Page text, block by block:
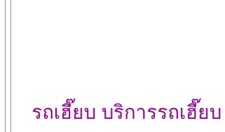
รถเฮี๊ยบ บริการรถเฮี๊ย